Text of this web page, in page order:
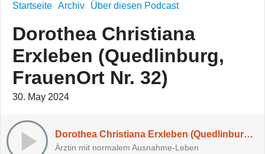
Startseite Archiv Über diesen Podcast
Dorothea Christiana
Erxleben (Quedlinburg,
FrauenOrt Nr. 32)
30. May 2024
Dorothea Christiana Erxleben (Quedlinburg, FrauenOrt Nr. 32)
Ärztin mit normalem Ausnahme-Leben